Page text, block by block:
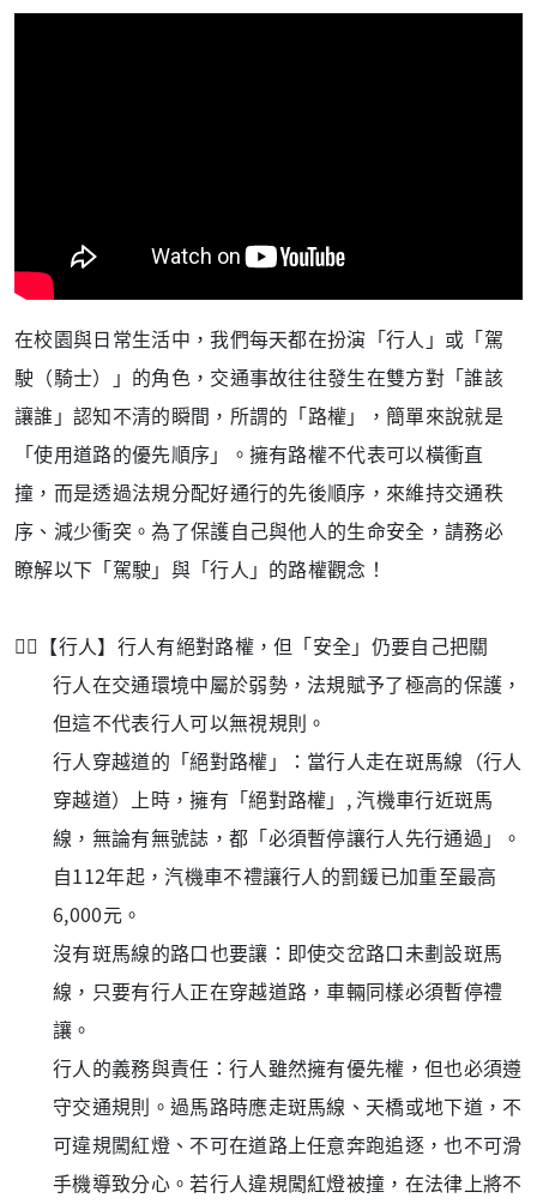
在校園與日常生活中，我們每天都在扮演「行人」或「駕
駛（騎士）」的角色，交通事故往往發生在雙方對「誰該
讓誰」認知不清的瞬間，所謂的「路權」，簡單來說就是
「使用道路的優先順序」。擁有路權不代表可以橫衝直
撞，而是透過法規分配好通行的先後順序，來維持交通秩
序、減少衝突。為了保護自己與他人的生命安全，請務必
瞭解以下「駕駛」與「行人」的路權觀念！
🚶‍♂️【行人】行人有絕對路權，但「安全」仍要自己把關
行人在交通環境中屬於弱勢，法規賦予了極高的保護，
但這不代表行人可以無視規則。
行人穿越道的「絕對路權」：當行人走在斑馬線（行人
穿越道）上時，擁有「絕對路權」, 汽機車行近斑馬
線，無論有無號誌，都「必須暫停讓行人先行通過」。
自112年起，汽機車不禮讓行人的罰鍰已加重至最高
6,000元。
沒有斑馬線的路口也要讓：即使交岔路口未劃設斑馬
線，只要有行人正在穿越道路，車輛同樣必須暫停禮
讓。
行人的義務與責任：行人雖然擁有優先權，但也必須遵
守交通規則。過馬路時應走斑馬線、天橋或地下道，不
可違規闖紅燈、不可在道路上任意奔跑追逐，也不可滑
手機導致分心。若行人違規闖紅燈被撞，在法律上將不